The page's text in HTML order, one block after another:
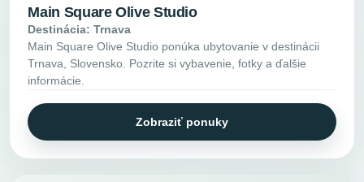
Main Square Olive Studio
Destinácia: Trnava
Main Square Olive Studio ponúka ubytovanie v destinácii
Trnava, Slovensko. Pozrite si vybavenie, fotky a ďalšie
informácie.
Zobraziť ponuky